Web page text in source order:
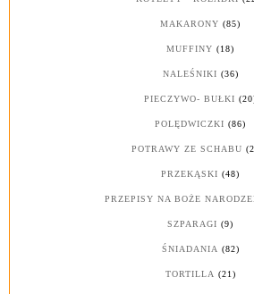
MAKARONY (85)
MUFFINY (18)
NALEŚNIKI (36)
PIECZYWO- BUŁKI
POLĘDWICZKI (86)
POTRAWY ZE SCHABU
PRZEKĄSKI (48)
PRZEPISY NA BOŻE
SZPARAGI (9)
ŚNIADANIA (82)
TORTILLA (21)